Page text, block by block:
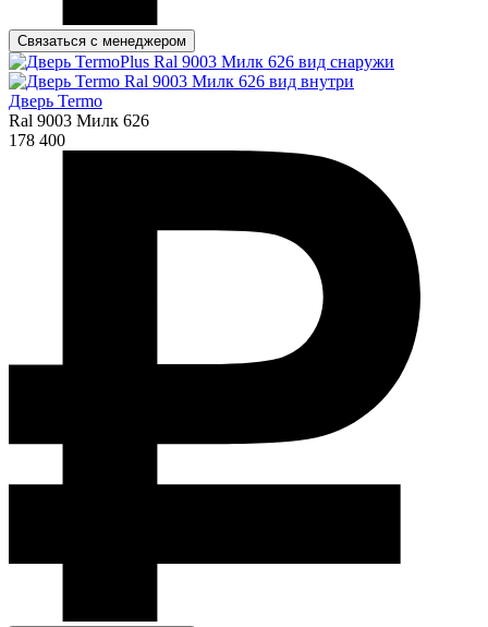
Связаться с менеджером
Дверь Termo
Ral 9003 Милк 626
178 400